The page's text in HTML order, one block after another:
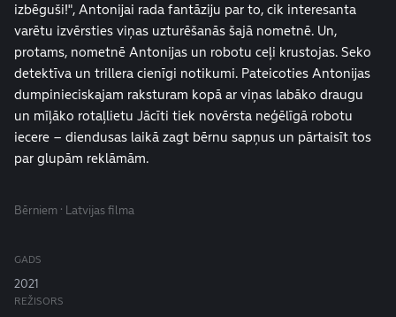
izbēguši!", Antonijai rada fantāziju par to, cik interesanta
varētu izvērsties viņas uzturēšanās šajā nometnē. Un,
protams, nometnē Antonijas un robotu ceļi krustojas. Seko
detektīva un trillera cienīgi notikumi. Pateicoties Antonijas
dumpinieciskajam raksturam kopā ar viņas labāko draugu
un mīļāko rotaļlietu Jācīti tiek novērsta neģēlīgā robotu
iecere – diendusas laikā zagt bērnu sapņus un pārtaisīt tos
par glupām reklāmām.
Bērniem · Latvijas filma
GADS
2021
REŽISORS